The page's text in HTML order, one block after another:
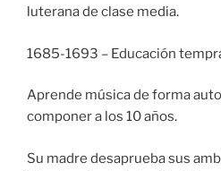
luterana de clase media.
1685-1693 – Educación
Aprende música de forma
componer a los 10 años.
Su madre desaprueba sus